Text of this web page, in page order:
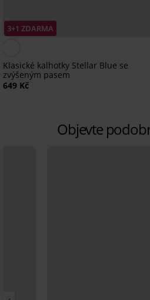
3+1 ZDARMA
Klasické kalhotky Stellar Blue se
zvýšeným pasem
649 Kč
Objevte